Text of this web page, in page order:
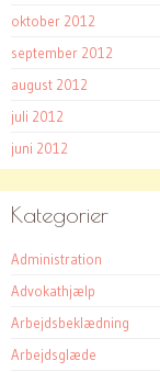
oktober 2012
september 2012
august 2012
juli 2012
juni 2012
Kategorier
Administration
Advokathjælp
Arbejdsbeklædning
Arbejdsglæde